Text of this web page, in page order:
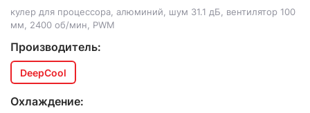
кулер для процессора, алюминий, шум 31.1 дБ, вентилятор 100
мм, 2400 об/мин, PWM
Производитель:
DeepCool
Охлаждение: